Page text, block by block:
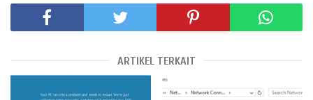
ARTIKEL TERKAIT